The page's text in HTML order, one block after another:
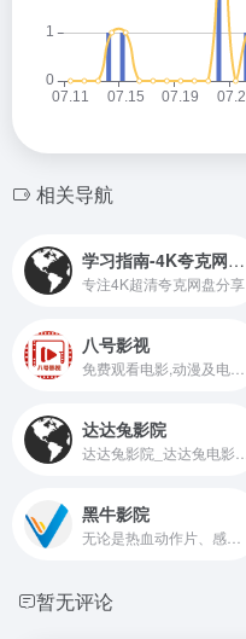
相关导航
学习指南-4K夸克网盘分享
专注4K超清夸克网盘分享
八号影视
达达兔影院
黑牛影院
暂无评论